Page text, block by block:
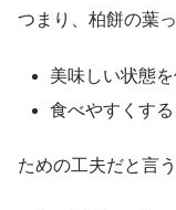
つまり、柏餅の葉
美味しい状態
食べやすくする
ための工夫だと言